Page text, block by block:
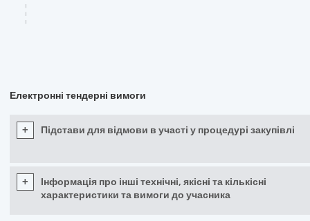
Електронні тендерні вимоги
+ Підстави для відмови в участі у процедурі закупівлі
+
Інформація про інші технічні, якісні та кількісні
характеристики та вимоги до учасника